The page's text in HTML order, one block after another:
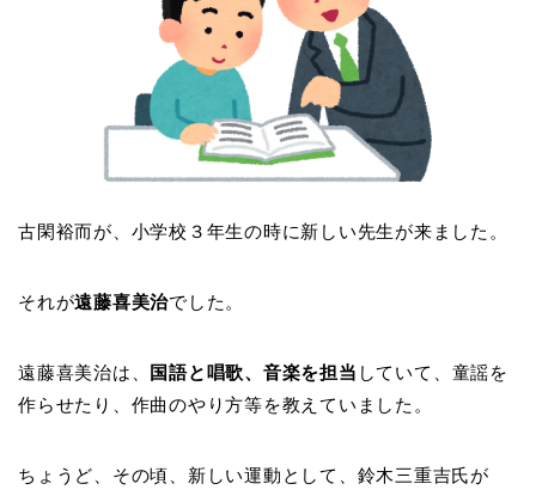
古閑裕而が、小学校３年生の時に新しい先生が来ました。
それが遠藤喜美治でした。
遠藤喜美治は、 国語と唱歌、音楽を担当 していて、童謡を
作らせたり、作曲のやり方等を教えていました。
ちょうど、その頃、新しい運動として、鈴木三重吉氏が